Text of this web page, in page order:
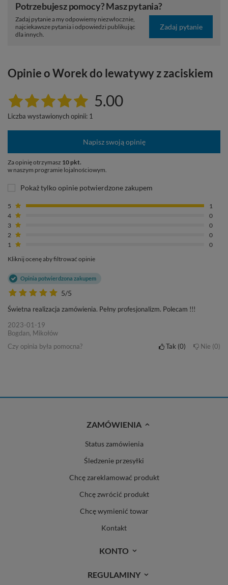
Potrzebujesz pomocy? Masz pytania?
Zadaj pytanie a my odpowiemy niezwłocznie,
najciekawsze pytania i odpowiedzi publikując
dla innych.
Zadaj pytanie
Opinie o Worek do lewatywy z zaciskiem
5.00
Liczba wystawionych opinii: 1
Napisz swoją opinię
Za opinię otrzymasz 10 pkt.
w naszym programie lojalnościowym.
Pokaż tylko opinie potwierdzone zakupem
5
1
4
0
3
0
2
0
1
0
Kliknij ocenę aby filtrować opinie
5/5
Opinia potwierdzona zakupem
Świetna realizacja zamówienia. Pełny profesjonalizm. Polecam !!!
2023-01-19
Bogdan, Mikołów
Czy opinia była pomocna?
Tak 0 Nie 0
ZAMÓWIENIA
Status zamówienia
Śledzenie przesyłki
Chcę zareklamować produkt
Chcę zwrócić produkt
Chcę wymienić towar
Kontakt
KONTO
REGULAMINY